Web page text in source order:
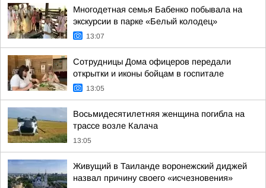
Многодетная семья Бабенко побывала на
экскурсии в парке «Белый колодец»
13:07
Сотрудницы Дома офицеров передали
открытки и иконы бойцам в госпитале
13:05
Восьмидесятилетняя женщина погибла на
трассе возле Калача
13:05
Живущий в Таиланде воронежский диджей
назвал причину своего «исчезновения»